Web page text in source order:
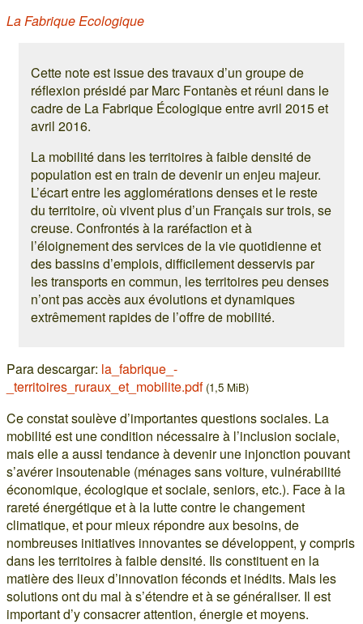
La Fabrique Ecologique
Cette note est issue des travaux d’un groupe de
réflexion présidé par Marc Fontanès et réuni dans le
cadre de La Fabrique Écologique entre avril 2015 et
avril 2016.
La mobilité dans les territoires à faible densité de
population est en train de devenir un enjeu majeur.
L’écart entre les agglomérations denses et le reste
du territoire, où vivent plus d’un Français sur trois, se
creuse. Confrontés à la raréfaction et à
l’éloignement des services de la vie quotidienne et
des bassins d’emplois, difficilement desservis par
les transports en commun, les territoires peu denses
n’ont pas accès aux évolutions et dynamiques
extrêmement rapides de l’offre de mobilité.
Para descargar: la_fabrique_-
_territoires_ruraux_et_mobilite.pdf (1,5 MiB)
Ce constat soulève d’importantes questions sociales. La
mobilité est une condition nécessaire à l’inclusion sociale,
mais elle a aussi tendance à devenir une injonction pouvant
s’avérer insoutenable (ménages sans voiture, vulnérabilité
économique, écologique et sociale, seniors, etc.). Face à la
rareté énergétique et à la lutte contre le changement
climatique, et pour mieux répondre aux besoins, de
nombreuses initiatives innovantes se développent, y compris
dans les territoires à faible densité. Ils constituent en la
matière des lieux d’innovation féconds et inédits. Mais les
solutions ont du mal à s’étendre et à se généraliser. Il est
important d’y consacrer attention, énergie et moyens.